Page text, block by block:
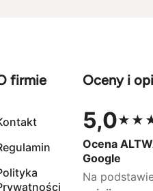
firmie Oceny i
5,0
Ocena 5,0
Ocena
Google
Na